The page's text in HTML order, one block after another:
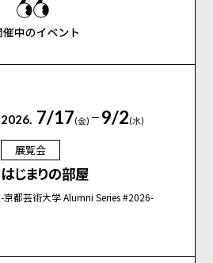
2026. 7/17(金) 9/2(水)
展覧会
はじまりの部屋
-京都芸術大学 Alumni Series #2026-